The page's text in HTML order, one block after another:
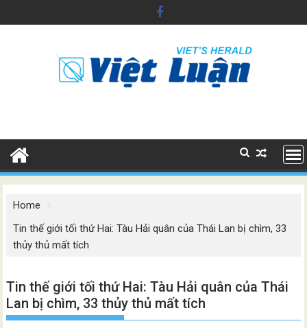
to
Home
Tin thế giới tối thứ Hai: Tàu Hải quân của Thái Lan bị chìm, 33
thủy thủ mất tích
Tin thế giới tối thứ Hai: Tàu Hải quân của Thái
Lan bị chìm, 33 thủy thủ mất tích